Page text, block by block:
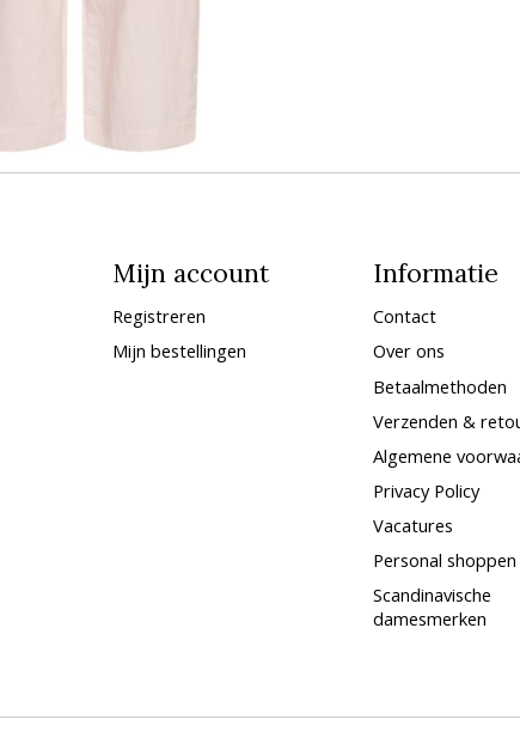
Mijn account
Registreren
Mijn bestellingen
Informatie
Contact
Over ons
Betaalmethoden
Verzenden &
Algemene
Privacy Policy
Vacatures
Personal shoppen
Scandinavische
damesmerken